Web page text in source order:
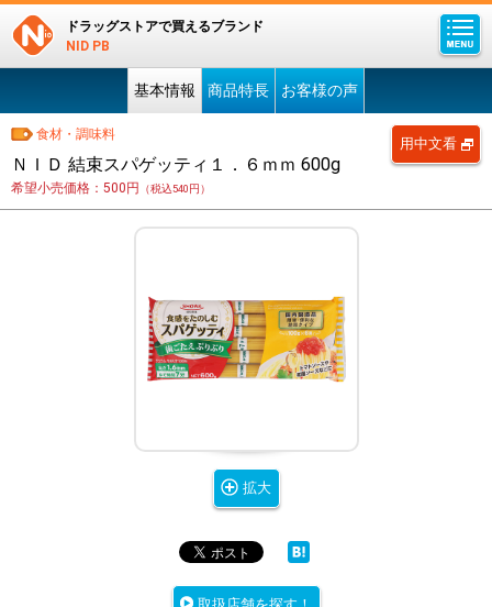
ドラッグストアで買えるブランド
NID PB
基本情報 商品特長 お客様の声
食材・調味料
ＮＩＤ 結束スパゲッティ１．６ｍｍ 600g
希望小売価格：500円 （税込540円）
拡大
用中文看